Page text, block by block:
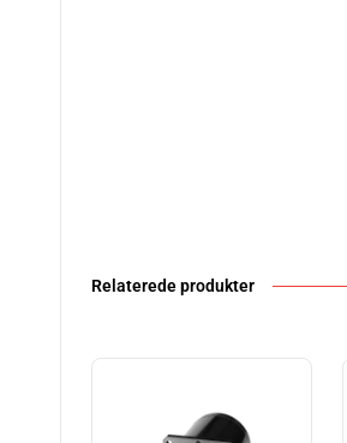
Relaterede produkter